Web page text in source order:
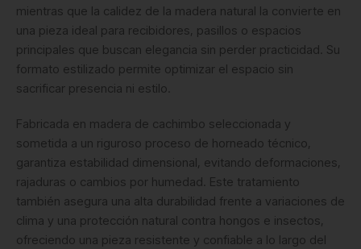
mientras que la calidez de la madera natural la convierte en
una pieza ideal para recibidores, pasillos o espacios
principales que buscan elegancia sin perder practicidad. Su
formato estilizado permite optimizar el espacio sin
sacrificar presencia ni estilo.
Fabricada en madera de cachimbo seleccionada y
sometida a un riguroso proceso de horneado técnico,
garantiza estabilidad dimensional, evitando deformaciones,
rajaduras o cambios por humedad. Este tratamiento
también asegura una alta durabilidad frente a variaciones de
clima y una protección natural contra hongos e insectos,
ofreciendo una pieza resistente y confiable a lo largo del